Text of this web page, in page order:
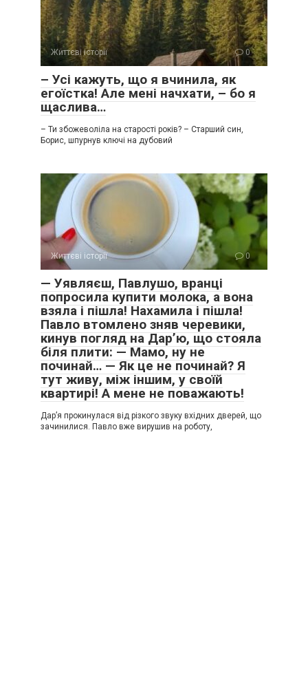
Життєві історії 0
– Усі кажуть, що я вчинила, як
егоїстка! Але мені начхати, – бо я
щаслива…
– Ти збожеволіла на старості років? – Старший син,
Борис, шпурнув ключі на дубовий
Життєві історії 0
— Уявляєш, Павлушо, вранці
попросила купити молока, а вона
взяла і пішла! Нахамила і пішла!
Павло втомлено зняв черевики,
кинув погляд на Дар’ю, що стояла
біля плити: — Мамо, ну не
починай… — Як це не починай? Я
тут живу, між іншим, у своїй
квартирі! А мене не поважають!
Дар’я прокинулася від різкого звуку вхідних дверей, що
зачинилися. Павло вже вирушив на роботу,